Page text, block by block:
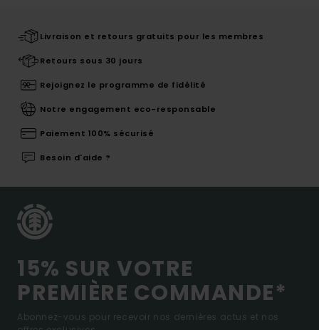
Livraison et retours gratuits pour les membres
Retours sous 30 jours
Rejoignez le programme de fidélité
Notre engagement eco-responsable
Paiement 100% sécurisé
Besoin d'aide ?
15% SUR VOTRE
PREMIÈRE COMMANDE*
Abonnez-vous pour recevoir nos dernières actus et nos